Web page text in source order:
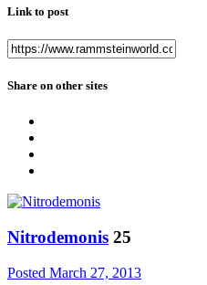
Link to post
Share on other sites
Nitrodemonis 25
Posted March 27, 2013